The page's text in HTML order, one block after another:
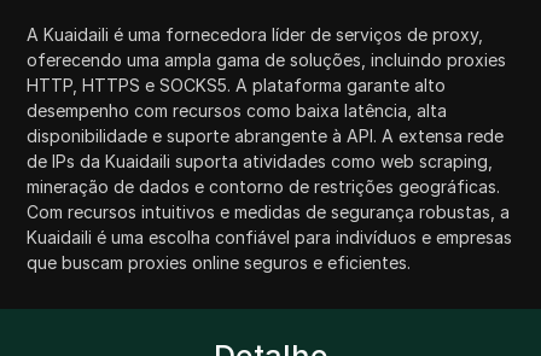
A Kuaidaili é uma fornecedora líder de serviços de proxy,
oferecendo uma ampla gama de soluções, incluindo proxies
HTTP, HTTPS e SOCKS5. A plataforma garante alto
desempenho com recursos como baixa latência, alta
disponibilidade e suporte abrangente à API. A extensa rede
de IPs da Kuaidaili suporta atividades como web scraping,
mineração de dados e contorno de restrições geográficas.
Com recursos intuitivos e medidas de segurança robustas, a
Kuaidaili é uma escolha confiável para indivíduos e empresas
que buscam proxies online seguros e eficientes.